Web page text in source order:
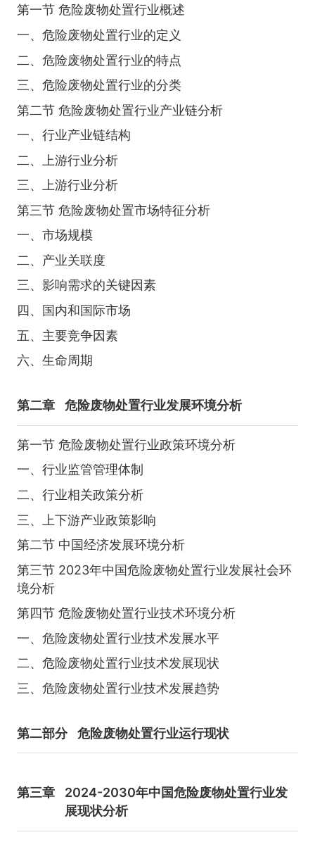
第一节 危险废物处置行业概述
一、危险废物处置行业的定义
二、危险废物处置行业的特点
三、危险废物处置行业的分类
第二节 危险废物处置行业产业链分析
一、行业产业链结构
二、上游行业分析
三、上游行业分析
第三节 危险废物处置市场特征分析
一、市场规模
二、产业关联度
三、影响需求的关键因素
四、国内和国际市场
五、主要竞争因素
六、生命周期
第二章 危险废物处置行业发展环境分析
第一节 危险废物处置行业政策环境分析
一、行业监管管理体制
二、行业相关政策分析
三、上下游产业政策影响
第二节 中国经济发展环境分析
第三节 2023年中国危险废物处置行业发展社会环
境分析
第四节 危险废物处置行业技术环境分析
一、危险废物处置行业技术发展水平
二、危险废物处置行业技术发展现状
三、危险废物处置行业技术发展趋势
第二部分 危险废物处置行业运行现状
第三章
2024-2030年中国危险废物处置行业发
展现状分析